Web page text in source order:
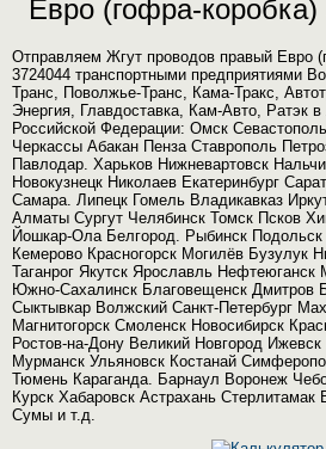
Евро (гофра-коробка)
Отправляем Жгут проводов правый Евро
3724044 транспортными предприятиями
Транс, Поволжье-Транс, Кама-Тракс,
Энергия, Главдоставка, Кам-Авто, Ратэк
Российской Федерации: Омск
Черкассы Абакан Пенза Ставрополь
Павлодар. Харьков Нижневартовск
Новокузнецк Николаев Екатеринбург
Самара. Липецк Гомель Владикавказ
Алматы Сургут Челябинск Томск Псков
Йошкар-Ола Белгород. Рыбинск Подольск
Кемерово Красногорск Могилёв Бузулук
Таганрог Якутск Ярославль
Южно-Сахалинск Благовещенск Дмитров
Сыктывкар Волжский Санкт-Петербург
Магнитогорск Смоленск Новосибирск
Ростов-на-Дону Великий Новгород
Мурманск Ульяновск Костанай
Тюмень Караганда. Барнаул Воронеж
Курск Хабаровск Астрахань
Сумы и т.д.